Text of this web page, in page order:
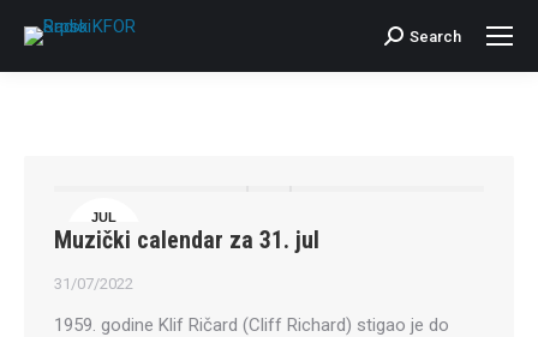
Search:
Search
JUL
31
Muzički calendar za 31. jul
31/07/2022
1959. godine Klif Ričard (Cliff Richard) stigao je do